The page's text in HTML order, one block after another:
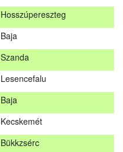
Hosszúpereszteg
Baja
Szanda
Lesencefalu
Baja
Kecskemét
Bükkzsérc
Szendrő
Veresegyház
Baja